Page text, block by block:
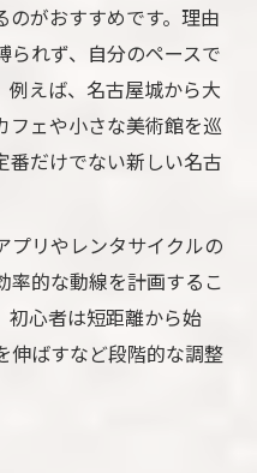
のがおすすめです。理由
られず、自分のペースで
例えば、名古屋城から大
フェや小さな美術館を巡
番だけでない新しい名古
プリやレンタサイクルの
率的な動線を計画するこ
初心者は短距離から始
伸ばすなど段階的な調整